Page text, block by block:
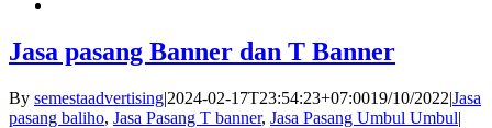
Jasa pasang Banner dan T Banner
By semestaadvertising|2024-02-17T23:54:23+07:0019/10/2022|Jasa
pasang baliho, Jasa Pasang T banner, Jasa Pasang Umbul Umbul|